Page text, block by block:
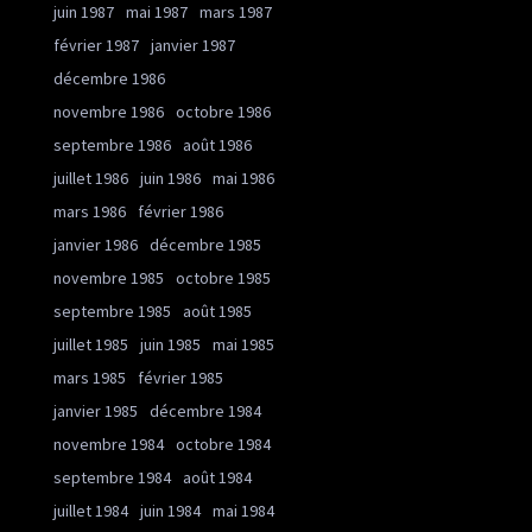
juin 1987 mai 1987 mars 1987
février 1987 janvier 1987
décembre 1986
novembre 1986 octobre 1986
septembre 1986 août 1986
juillet 1986 juin 1986 mai 1986
mars 1986
février 1986
janvier 1986 décembre 1985
novembre 1985
octobre 1985
septembre 1985
août 1985
juillet 1985
juin 1985
mai 1985
mars 1985
février 1985
janvier 1985
décembre 1984
novembre 1984 octobre 1984
septembre 1984 août 1984
juillet 1984 juin 1984 mai 1984